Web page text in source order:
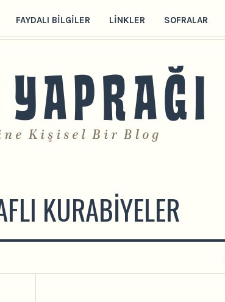
FAYDALI BILGILER LINKLER SOFRALAR
KURABIYELER